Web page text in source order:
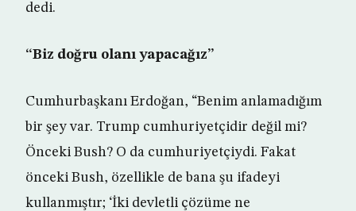
dedi.
“Biz doğru olanı yapacağız”
Cumhurbaşkanı Erdoğan, “Benim anlamadığım
bir şey var. Trump cumhuriyetçidir değil mi?
Önceki Bush? O da cumhuriyetçiydi. Fakat
önceki Bush, özellikle de bana şu ifadeyi
kullanmıştır; ‘İki devletli çözüme ne